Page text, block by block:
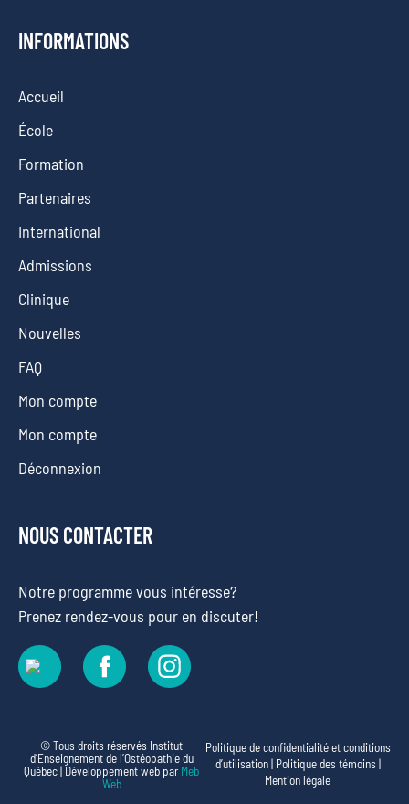
INFORMATIONS
Accueil
École
Formation
Partenaires
International
Admissions
Clinique
Nouvelles
FAQ
Mon compte
Mon compte
Déconnexion
NOUS CONTACTER
Notre programme vous intéresse?
Prenez rendez-vous pour en discuter!
© Tous droits réservés Institut
d’Enseignement de l’Ostéopathie du
Québec | Développement web par Meb
Web
Politique de confidentialité et conditions
d’utilisation| Politique des témoins |
Mention légale